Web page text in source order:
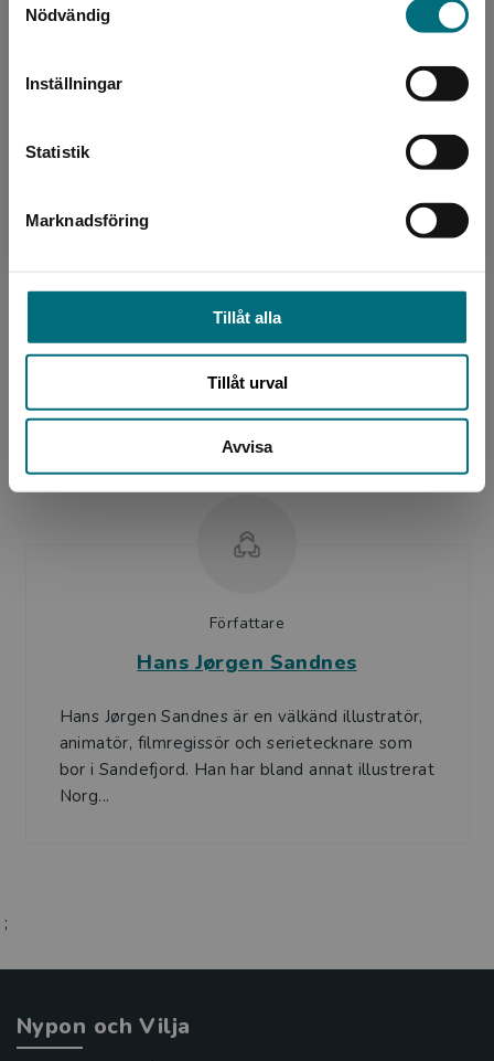
Nödvändig
Inställningar
Statistik
Marknadsföring
Tillåt alla
Tillåt urval
Avvisa
Sverige. För att kunna slutföra ett köp måste
Hans Jørgen Sandnes
Hans Jørgen Sandnes är en välkänd illustratör,
animatör, filmregissör och serietecknare som
Norg...
Författare
Hans Jørgen Sandnes
Hans Jørgen Sandnes är en välkänd illustratör,
animatör, filmregissör och serietecknare som
bor i Sandefjord. Han har bland annat illustrerat
Norg...
;
Nypon och Vilja